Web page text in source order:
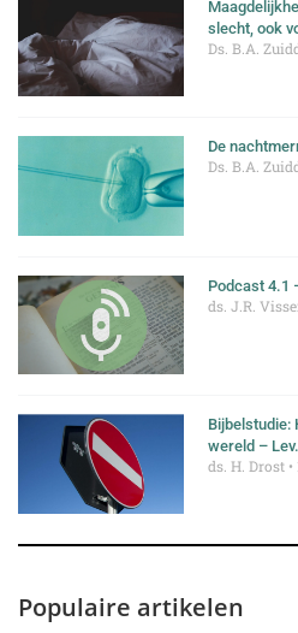
slecht, ook
Ds. B.A.
De
Ds. B.A.
Podcast 4.1
ds. J.R.
Bijbelstudie:
wereld –
ds. H. Drost
Populaire artikelen